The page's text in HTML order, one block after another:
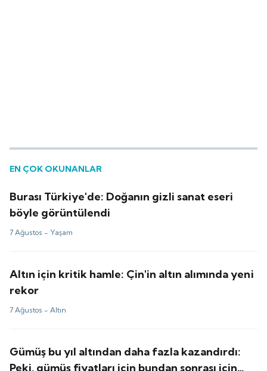
EN ÇOK OKUNANLAR
Burası Türkiye'de: Doğanın gizli sanat eseri
böyle görüntülendi
7 Ağustos - Yaşam
Altın için kritik hamle: Çin'in altın alımında yeni
rekor
7 Ağustos -Altın
Gümüş bu yıl altından daha fazla kazandırdı:
Peki, gümüş fiyatları için bundan sonrası için